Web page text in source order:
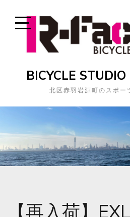
Open
Sidebar
BICYCLE
北区赤羽岩淵町のスポー
【再入荷】